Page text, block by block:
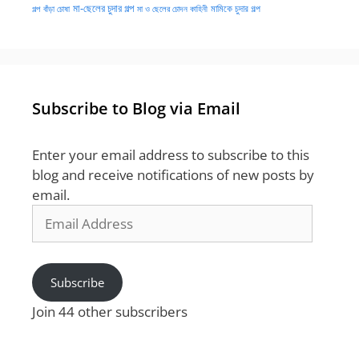
গল্প বাঁড়া চোষা মা-ছেলের চুদার গল্প মা ও ছেলের চোদন কাহিনী মামিকে চুদার গল্প
Subscribe to Blog via Email
Enter your email address to subscribe to this
blog and receive notifications of new posts by
email.
Address
Subscribe
Join 44 other subscribers